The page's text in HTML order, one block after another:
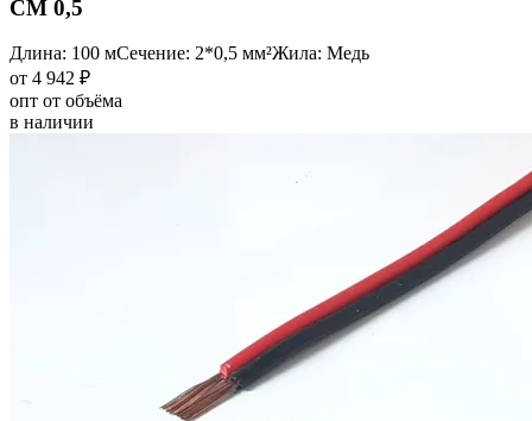
CM 0,5
Длина: 100 мСечение: 2*0,5 мм²Жила: Медь
от 4 942 ₽
опт от объёма
в наличии